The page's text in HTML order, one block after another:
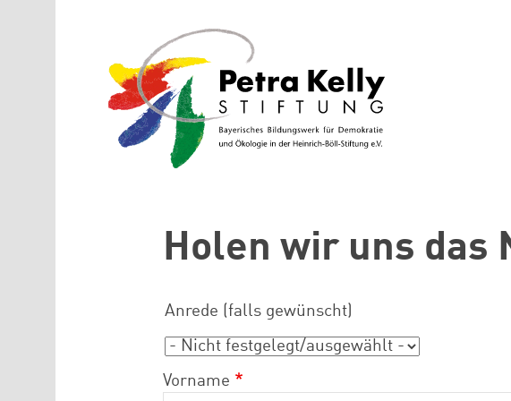
Holen wir uns das
Anrede (falls gewünscht)
Anrede (falls gewünscht)
Vorname